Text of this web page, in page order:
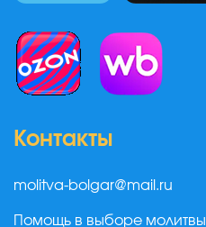
Контакты
molitva-bolgar@mail.ru
Помощь в выборе молитвы